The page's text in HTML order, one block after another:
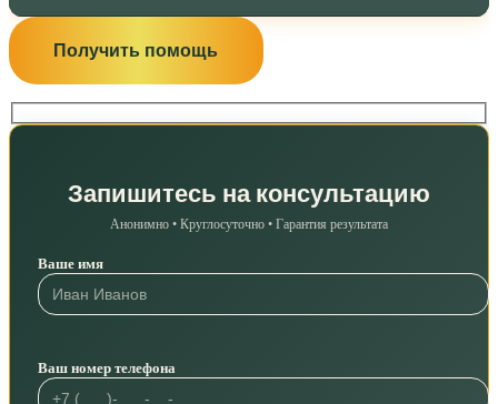
Получить помощь
Запишитесь на консультацию
Анонимно • Круглосуточно • Гарантия результата
Ваше имя
Ваш номер телефона